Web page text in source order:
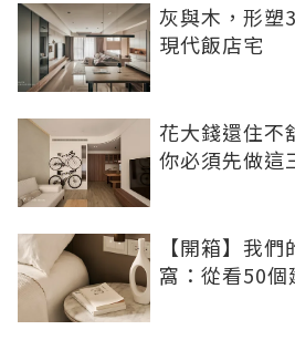
灰與木，形塑
現代飯店宅
花大錢還住不
你必須先做這
【開箱】我
窩：從看50